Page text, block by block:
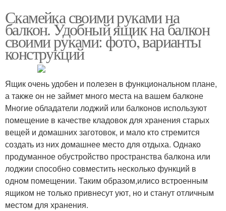
Скамейка своими руками на
балкон. Удобный ящик на балкон
своими руками: фото, варианты
конструкций
Ящик очень удобен и полезен в функциональном плане,
а также он не займет много места на вашем балконе
Многие обладатели лоджий или балконов используют
помещение в качестве кладовок для хранения старых
вещей и домашних заготовок, и мало кто стремится
создать из них домашнее место для отдыха. Однако
продуманное обустройство пространства балкона или
лоджии способно совместить несколько функций в
одном помещении. Таким образом,илисо встроенным
ящиком не только привнесут уют, но и станут отличным
местом для хранения.